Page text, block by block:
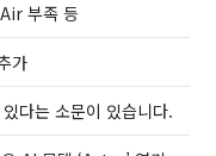
부족 등
가
다는 소문이 있습니다.